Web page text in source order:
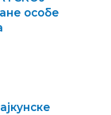
особе